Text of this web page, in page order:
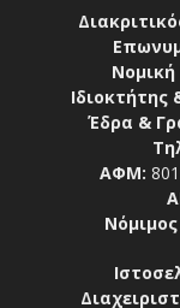
Ιδιοκτήτης
Έδρα &
ΑΦΜ: